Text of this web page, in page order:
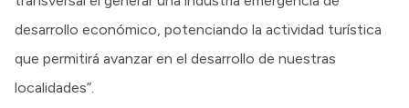
desarrollo económico, potenciando la actividad turística
que permitirá avanzar en el desarrollo de nuestras
localidades”.